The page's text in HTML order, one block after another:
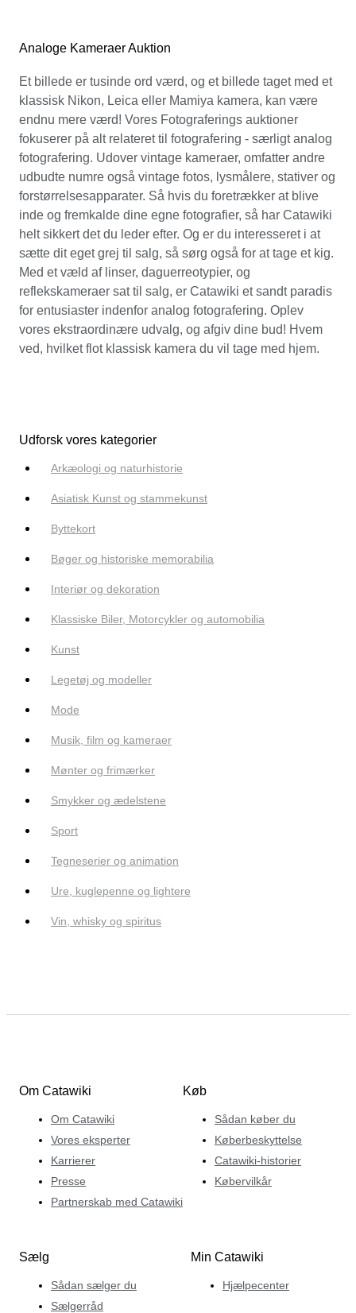
Analoge Kameraer Auktion
Et billede er tusinde ord værd, og et billede taget med et
klassisk Nikon, Leica eller Mamiya kamera, kan være
endnu mere værd! Vores Fotograferings auktioner
fokuserer på alt relateret til fotografering - særligt analog
fotografering. Udover vintage kameraer, omfatter andre
udbudte numre også vintage fotos, lysmålere, stativer og
forstørrelsesapparater. Så hvis du foretrækker at blive
inde og fremkalde dine egne fotografier, så har Catawiki
helt sikkert det du leder efter. Og er du interesseret i at
sætte dit eget grej til salg, så sørg også for at tage et kig.
Med et væld af linser, daguerreotypier, og
reflekskameraer sat til salg, er Catawiki et sandt paradis
for entusiaster indenfor analog fotografering. Oplev
vores ekstraordinære udvalg, og afgiv dine bud! Hvem
ved, hvilket flot klassisk kamera du vil tage med hjem.
Udforsk vores kategorier
Arkæologi og naturhistorie
Asiatisk Kunst og stammekunst
Byttekort
Bøger og historiske memorabilia
Interiør og dekoration
Klassiske Biler, Motorcykler og automobilia
Kunst
Legetøj og modeller
Mode
Musik, film og kameraer
Mønter og frimærker
Smykker og ædelstene
Sport
Tegneserier og animation
Ure, kuglepenne og lightere
Vin, whisky og spiritus
Om Catawiki
Om Catawiki
Vores eksperter
Karrierer
Presse
Partnerskab med Catawiki
Køb
Sådan køber du
Køberbeskyttelse
Catawiki-historier
Købervilkår
Sælg
Sådan sælger du
Sælgerråd
Min Catawiki
Hjælpecenter